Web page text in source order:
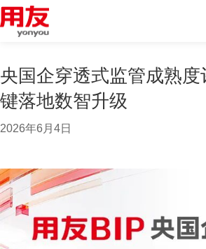
央国企穿透式监管成熟
键落地数智升级
2026年6月4日